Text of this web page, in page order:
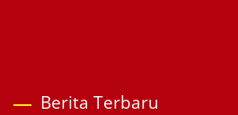
Berita Terbaru